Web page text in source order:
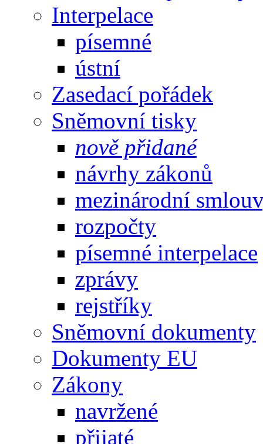
Interpelace
písemné
ústní
Zasedací pořádek
Sněmovní tisky
nově přidané
návrhy zákonů
mezinárodní
rozpočty
písemné interpelace
zprávy
rejstříky
Sněmovní dokumenty
Dokumenty EU
Zákony
navržené
přijaté